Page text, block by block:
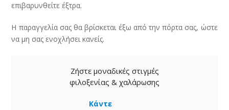
επιβαρυνθείτε έξτρα.
Η παραγγελία σας θα βρίσκεται έξω από την πόρτα σας, ώστε
να μη σας ενοχλήσει κανείς.
Ζήστε μοναδικές στιγμές
φιλοξενίας & χαλάρωσης
Κάντε